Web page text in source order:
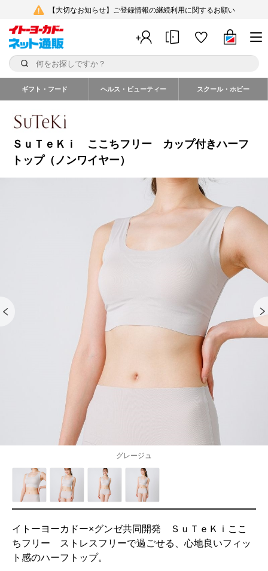
【大切なお知らせ】ご登録情報の継続利用に関するお願い
ギフト・フード ヘルス・ビューティー スクール・ホビー
ＳｕＴｅＫｉ ここちフリー カップ付きハーフ
トップ（ノンワイヤー）
グレージュ
イトーヨーカドー×グンゼ共同開発 ＳｕＴｅＫｉここ
ちフリー ストレスフリーで過ごせる、心地良いフィッ
ト感のハーフトップ。